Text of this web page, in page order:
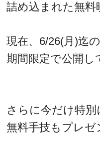
詰め込まれた無料
現在、6/26(月)迄の
期間限定で公開し
さらに今だけ特別
無料手技もプレゼ